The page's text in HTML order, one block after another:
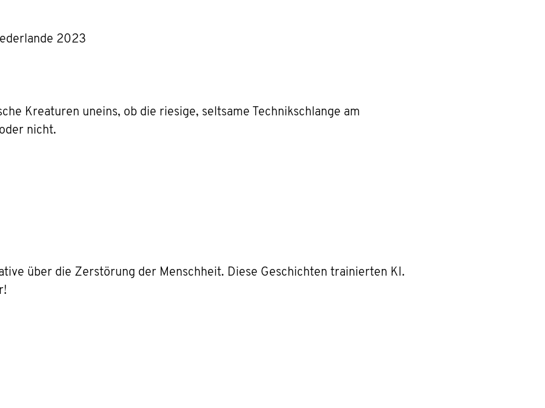
2023
Kreaturen uneins, ob die riesige, seltsame Technikschlange am
nicht.
über die Zerstörung der Menschheit. Diese Geschichten trainierten KI.